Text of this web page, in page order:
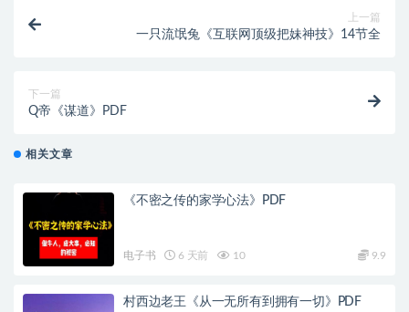
上一篇
一只流氓兔《互联网顶级把妹神技》14节全
下一篇
Q帝《谋道》PDF
相关文章
《不密之传的家学心法》PDF
电子书 6 天前 10 9.9
村西边老王《从一无所有到拥有一切》PDF